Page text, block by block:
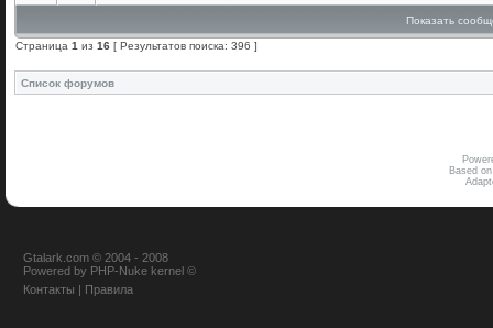
Показать
Страница 1 из 16 [ Результатов поиска: 396 ]
Список форумов
Based
Gtalark.com © 2004 - 2008
Powered by PHP-Nuke kernel ©
Контакты | Правила